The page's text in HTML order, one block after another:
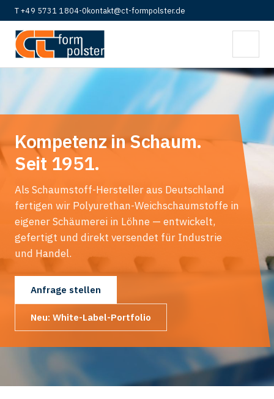
T +49 5731 1804-0kontakt@ct-formpolster.de
Kompetenz in Schaum.
Seit 1951.
Als Schaumstoff-Hersteller aus Deutschland
fertigen wir Polyurethan-Weichschaumstoffe in
eigener Schäumerei in Löhne — entwickelt,
gefertigt und direkt versendet für Industrie
und Handel.
Anfrage stellen
Neu: White-Label-Portfolio